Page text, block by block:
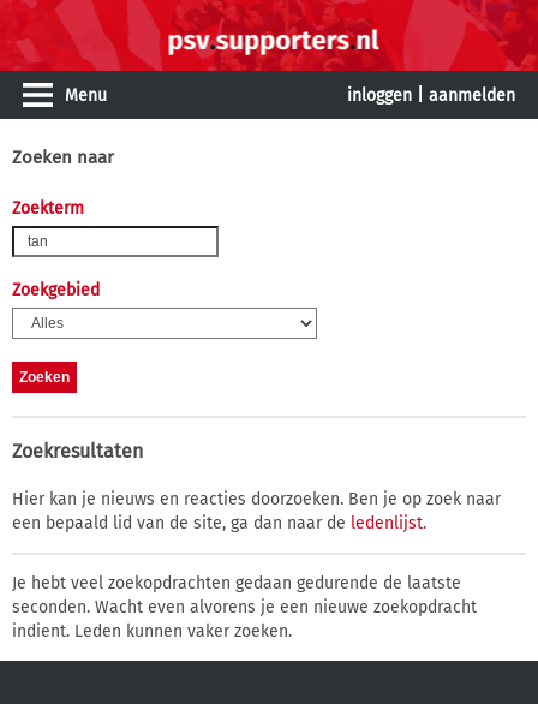
Menu inloggen aanmelden
Zoeken naar
Zoekterm
Zoekgebied
Zoekresultaten
Hier kan je nieuws en reacties doorzoeken. Ben je op zoek naar
een bepaald lid van de site, ga dan naar de ledenlijst.
Je hebt veel zoekopdrachten gedaan gedurende de laatste
seconden. Wacht even alvorens je een nieuwe zoekopdracht
indient. Leden kunnen vaker zoeken.